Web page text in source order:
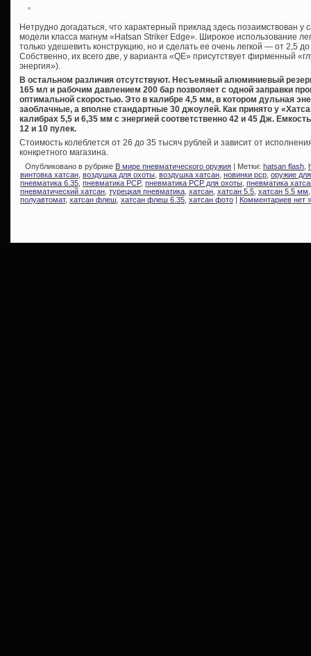
Нетрудно догадаться, что характерный приклад здесь позаимствован
модели класса магнум «Hatsan Striker Edge». Широкое использование
только удешевить конструкцию, но и сделать ее очень легкой — от 2,5
Собственно, их всего две, у варианта «QE» присутствует фирменный
энергия»).
В остальном различия отсутствуют. Несъемный алюминиевый
165 мл и рабочим давлением 200 бар позволяет с одной заправки
оптимальной скоростью. Это в калибре 4,5 мм, в котором дульная
заоблачные, а вполне стандартные 30 джоулей. Как принято у
калибрах 5,5 и 6,35 мм с энергией соответственно 42 и 45 Дж.
12 и 10 пулек.
Стоимость колеблется от 26 до 35 тысяч рублей и зависит от
конкретного магазина.
Опубликовано в рубрике В мире пневматического оружия | Метки: hatsan flash
винтовка хатсан воздушка для охоты воздушка хатсан новинки pcp оружие
пневматика 6.35 пневматика PCP, пневматика PCP для охоты пневматика
пневматический хатсан турецкая пневматика хатсан хатсан 5.5 хатсан 5.5 мм
полуавтомат, хатсан флеш хатсан флеш 6.35 хатсан фото Комментариев нет »